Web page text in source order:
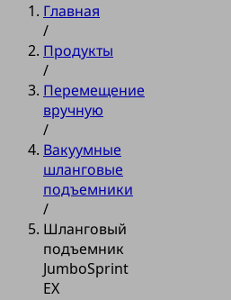
Главная
/
Продукты
/
Перемещение
вручную
/
Вакуумные
шланговые
подъемники
/
Шланговый
подъемник
JumboSprint
EX